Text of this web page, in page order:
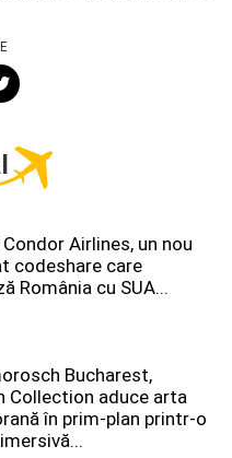
Condor Airlines, un nou
codeshare care
România cu SUA...
Bucharest,
Collection aduce arta
în prim-plan printr-o